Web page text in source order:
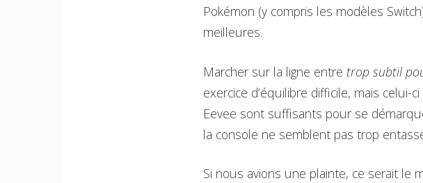
Pokémon (y compris les modèles
meilleures.
Marcher sur la ligne entre trop subtil
exercice d’équilibre difficile, mais celui-
Eevee sont suffisants pour se
la console ne semblent pas trop
Si nous avions une plainte, ce serait le